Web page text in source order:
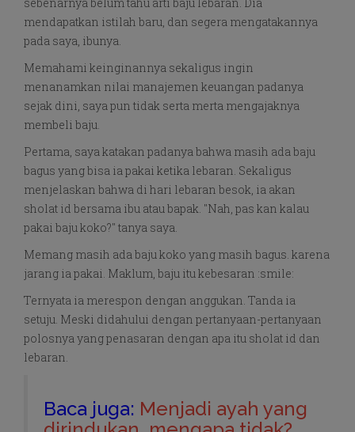
sebenarnya belum tahu arti baju lebaran. Dia
mendapatkan istilah baru, dan segera mengatakannya
pada saya, ibunya.
Memahami keinginannya sekaligus ingin
menanamkan nilai manajemen keuangan padanya
sejak dini, saya pun tidak serta merta mengajaknya
membeli baju.
Pertama, saya katakan padanya bahwa masih ada baju
bagus yang bisa ia pakai ketika lebaran. Sekaligus
menjelaskan bahwa di hari lebaran besok, ia akan
sholat id bersama ibu atau bapak. "Nah, pas kan kalau
pakai baju koko?" tanya saya.
Memang masih ada baju koko yang masih bagus. karena
jarang ia pakai. Maklum, baju itu kebesaran :smile:
Ternyata ia merespon dengan anggukan. Tanda ia
setuju. Meski didahului dengan pertanyaan-pertanyaan
polosnya yang penasaran dengan apa itu sholat id dan
lebaran.
Baca juga: Menjadi ayah yang